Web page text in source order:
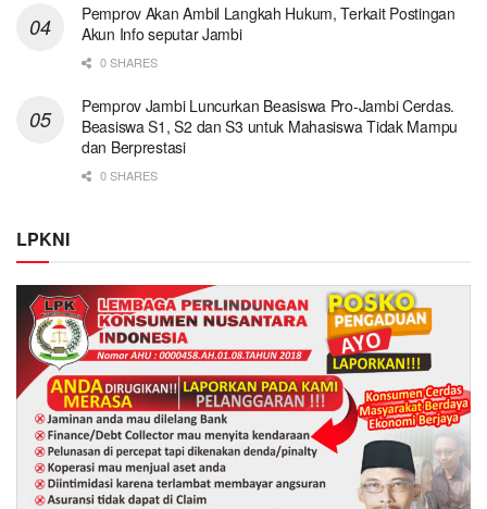
Pemprov Akan Ambil Langkah Hukum, Terkait Postingan
Akun Info seputar Jambi
0 SHARES
Pemprov Jambi Luncurkan Beasiswa Pro-Jambi Cerdas.
Beasiswa S1, S2 dan S3 untuk Mahasiswa Tidak Mampu
dan Berprestasi
0 SHARES
LPKNI